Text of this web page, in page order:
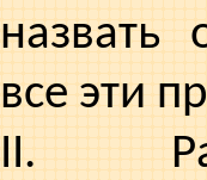
назвать
все эти
II.